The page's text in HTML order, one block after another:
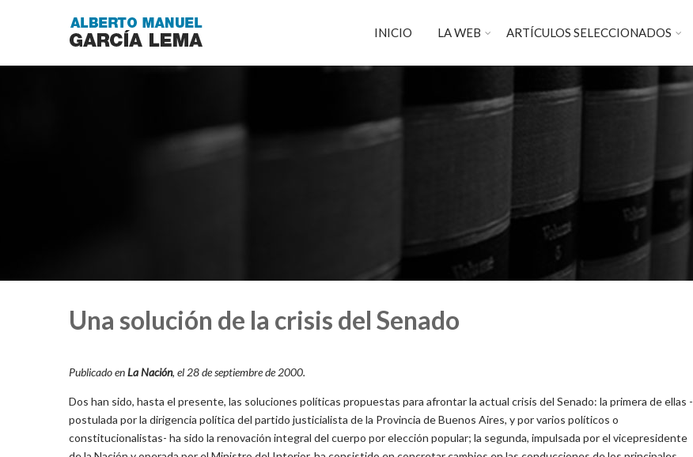
INICIO LA WEB ARTÍCULOS SELECCIONADOS
Una solución de la crisis del Senado
Publicado enLa Nación, el 28 de septiembre de 2000.
Dos han sido, hasta el presente, las soluciones políticas propuestas para afrontar la actual crisis del Senado: la primera de ellas -
postulada por la dirigencia política del partido justicialista de la Provincia de Buenos Aires, y por varios políticos o
constitucionalistas- ha sido la renovación integral del cuerpo por elección popular; la segunda, impulsada por el vicepresidente